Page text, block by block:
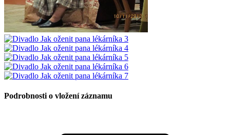
Podrobnosti o vložení záznamu